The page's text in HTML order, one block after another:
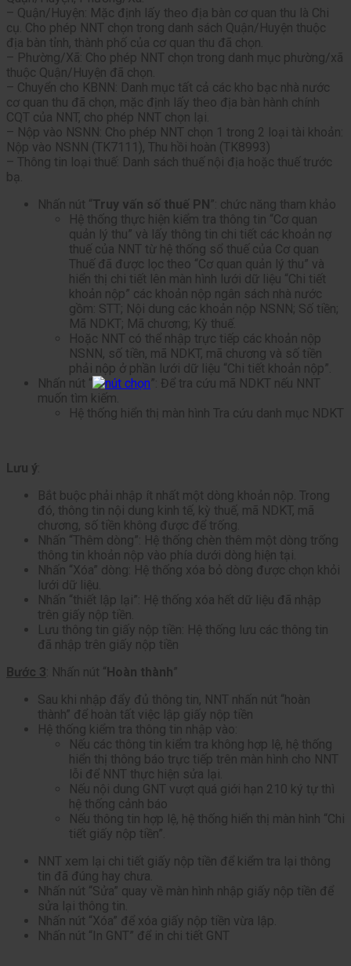
– Quận/Huyện: Mặc định lấy theo địa bàn cơ quan thu là Chi
cụ. Cho phép NNT chọn trong danh sách Quận/Huyện thuộc
địa bàn tỉnh, thành phố của cơ quan thu đã chọn.
– Phường/Xã: Cho phép NNT chọn trong danh mục phường/xã
thuộc Quận/Huyện đã chọn.
– Chuyển cho KBNN: Danh mục tất cả các kho bạc nhà nước
cơ quan thu đã chọn, mặc định lấy theo địa bàn hành chính
CQT của NNT, cho phép NNT chọn lại.
– Nộp vào NSNN: Cho phép NNT chọn 1 trong 2 loại tài khoản:
Nộp vào NSNN (TK7111), Thu hồi hoàn (TK8993)
– Thông tin loại thuế: Danh sách thuế nội địa hoặc thuế trước
bạ.
Nhấn nút “Truy vấn số thuế PN”: chức năng tham khảo
Hệ thống thực hiện kiểm tra thông tin “Cơ quan
quản lý thu” và lấy thông tin chi tiết các khoản nợ
thuế của NNT từ hệ thống sổ thuế của Cơ quan
Thuế đã được lọc theo “Cơ quan quản lý thu” và
hiển thị chi tiết lên màn hình lưới dữ liệu “Chi tiết
khoản nộp” các khoản nộp ngân sách nhà nước
gồm: STT; Nội dung các khoản nộp NSNN; Số tiền;
Mã NDKT; Mã chương; Kỳ thuế.
Hoặc NNT có thể nhập trực tiếp các khoản nộp
NSNN, số tiền, mã NDKT, mã chương và số tiền
phải nộp ở phần lưới dữ liệu “Chi tiết khoản nộp”.
Nhấn nút “
”: Để tra cứu mã NDKT nếu NNT
muốn tìm kiếm.
Hệ thống hiển thị màn hình Tra cứu danh mục NDKT
Lưu ý:
Bắt buộc phải nhập ít nhất một dòng khoản nộp. Trong
đó, thông tin nội dung kinh tế, kỳ thuế, mã NDKT, mã
chương, số tiền không được để trống.
Nhấn “Thêm dòng”: Hệ thống chèn thêm một dòng trống
thông tin khoản nộp vào phía dưới dòng hiện tại.
Nhấn “Xóa” dòng: Hệ thống xóa bỏ dòng được chọn khỏi
lưới dữ liệu.
Nhấn “thiết lập lại”: Hệ thống xóa hết dữ liệu đã nhập
trên giấy nộp tiền.
Lưu thông tin giấy nộp tiền: Hệ thống lưu các thông tin
đã nhập trên giấy nộp tiền
Bước 3: Nhấn nút “Hoàn thành”
Sau khi nhập đẩy đủ thông tin, NNT nhấn nút “hoàn
thành” để hoàn tất việc lập giấy nộp tiền
Hệ thống kiểm tra thông tin nhập vào:
Nếu các thông tin kiểm tra không hợp lệ, hệ thống
hiển thị thông báo trực tiếp trên màn hình cho NNT
lỗi để NNT thực hiện sửa lại.
Nếu nội dung GNT vượt quá giới hạn 210 ký tự thì
hệ thống cảnh báo
Nếu thông tin hợp lệ, hệ thống hiển thị màn hình “Chi
tiết giấy nộp tiền”.
NNT xem lại chi tiết giấy nộp tiền để kiểm tra lại thông
tin đã đúng hay chưa.
Nhấn nút “Sửa” quay về màn hình nhập giấy nộp tiền để
sửa lại thông tin.
Nhấn nút “Xóa” để xóa giấy nộp tiền vừa lập.
Nhấn nút “In GNT” để in chi tiết GNT